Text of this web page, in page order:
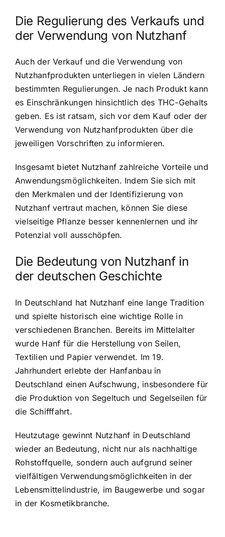
Die Regulierung des Verkaufs und
der Verwendung von Nutzhanf
Auch der Verkauf und die Verwendung von
Nutzhanfprodukten unterliegen in vielen Ländern
bestimmten Regulierungen. Je nach Produkt kann
es Einschränkungen hinsichtlich des THC-Gehalts
geben. Es ist ratsam, sich vor dem Kauf oder der
Verwendung von Nutzhanfprodukten über die
jeweiligen Vorschriften zu informieren.
Insgesamt bietet Nutzhanf zahlreiche Vorteile und
Anwendungsmöglichkeiten. Indem Sie sich mit
den Merkmalen und der Identifizierung von
Nutzhanf vertraut machen, können Sie diese
vielseitige Pflanze besser kennenlernen und ihr
Potenzial voll ausschöpfen.
Die Bedeutung von Nutzhanf in
der deutschen Geschichte
In Deutschland hat Nutzhanf eine lange Tradition
und spielte historisch eine wichtige Rolle in
verschiedenen Branchen. Bereits im Mittelalter
wurde Hanf für die Herstellung von Seilen,
Textilien und Papier verwendet. Im 19.
Jahrhundert erlebte der Hanfanbau in
Deutschland einen Aufschwung, insbesondere für
die Produktion von Segeltuch und Segelseilen für
die Schifffahrt.
Heutzutage gewinnt Nutzhanf in Deutschland
wieder an Bedeutung, nicht nur als nachhaltige
Rohstoffquelle, sondern auch aufgrund seiner
vielfältigen Verwendungsmöglichkeiten in der
Lebensmittelindustrie, im Baugewerbe und sogar
in der Kosmetikbranche.